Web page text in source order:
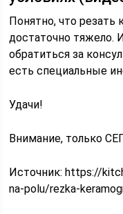
Понятно, что резать
достаточно тяжело.
обратиться за
есть специальные
Удачи!
Внимание, только
Источник:https://
na-polu/rezka-